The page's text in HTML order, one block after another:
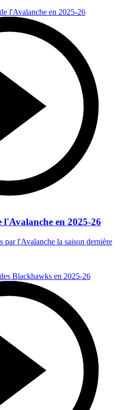
l'Avalanche en 2025-26
par l'Avalanche la saison dernière